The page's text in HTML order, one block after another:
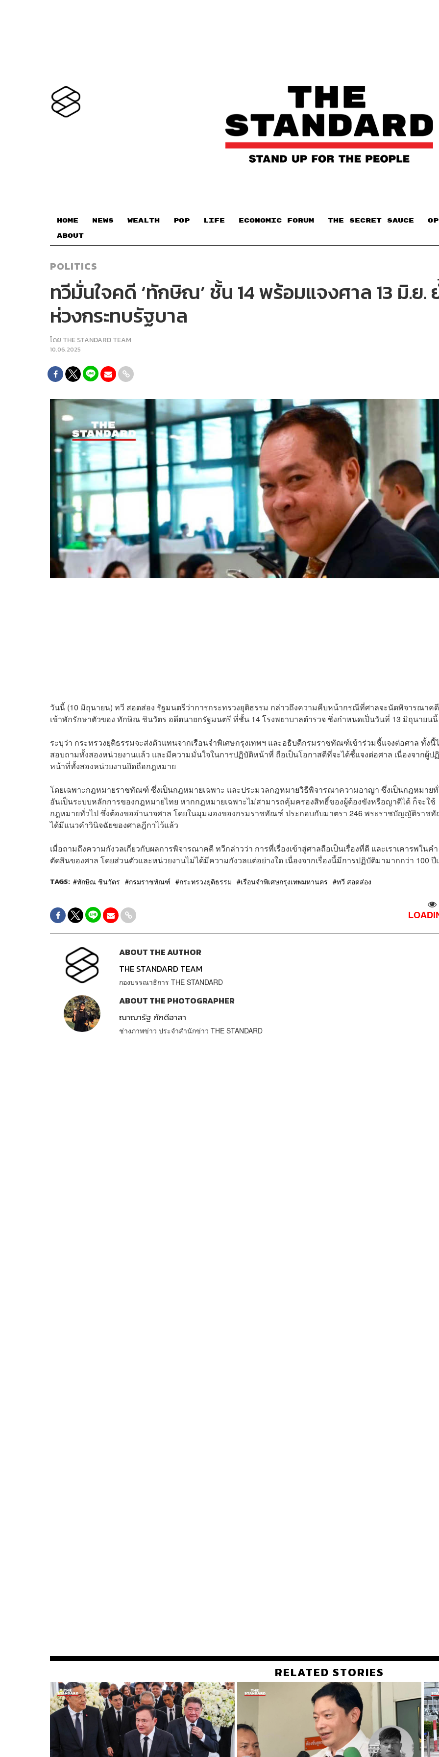
HOME NEWS WEALTH POP LIFE ECONOMIC FORUM THE SECRET SAUCE​
ABOUT
POLITICS
ทวีมั่นใจคดี ‘ทักษิณ’ ชั้น 14 พร้อมแจงศาล 13 มิ.ย.
ห่วงกระทบรัฐบาล
โดย THE STANDARD TEAM
10.06.2025
วันนี้ (10 มิถุนายน) ทวี สอดส่อง รัฐมนตรีว่าการกระทรวงยุติธรรม กล่าวถึงความคืบหน้ากรณีที่ศาลจะนัดพิจารณาค
เข้าพักรักษาตัวของ ทักษิณ ชินวัตร อดีตนายกรัฐมนตรี ที่ชั้น 14 โรงพยาบาลตำรวจ ซึ่งกำหนดเป็นวันที่ 13 มิถุนายนนี้
ระบุว่า กระทรวงยุติธรรมจะส่งตัวแทนจากเรือนจำพิเศษกรุงเทพฯ และอธิบดีกรมราชทัณฑ์เข้าร่วมชี้แจงต่อศาล ทั้งนี้
สอบถามทั้งสองหน่วยงานแล้ว และมีความมั่นใจในการปฏิบัติหน้าที่ ถือเป็นโอกาสดีที่จะได้ชี้แจงต่อศาล เนื่องจากผู้ป
หน้าที่ทั้งสองหน่วยงานยึดถือกฎหมาย
โดยเฉพาะกฎหมายราชทัณฑ์ ซึ่งเป็นกฎหมายเฉพาะ และประมวลกฎหมายวิธีพิจารณาความอาญา ซึ่งเป็นกฎหมาย
อันเป็นระบบหลักการของกฎหมายไทย หากกฎหมายเฉพาะไม่สามารถคุ้มครองสิทธิ์ของผู้ต้องขังหรือญาติได้ ก็จะใช้
กฎหมายทั่วไป ซึ่งต้องขออำนาจศาล โดยในมุมมองของกรมราชทัณฑ์ ประกอบกับมาตรา 246 พระราชบัญญัติราช
ได้มีแนวคำวินิจฉัยของศาลฎีกาไว้แล้ว
เมื่อถามถึงความกังวลเกี่ยวกับผลการพิจารณาคดี ทวีกล่าวว่า การที่เรื่องเข้าสู่ศาลถือเป็นเรื่องที่ดี และเราเคารพในคำ
ตัดสินของศาล โดยส่วนตัวและหน่วยงานไม่ได้มีความกังวลแต่อย่างใด เนื่องจากเรื่องนี้มีการปฏิบัติมามากกว่า 100 ปี
TAGS: ทักษิณ ชินวัตร กรมราชทัณฑ์ กระทรวงยุติธรรม เรือนจำพิเศษกรุงเทพมหานคร ทวี สอดส่อง
ABOUT THE AUTHOR
THE STANDARD TEAM
กองบรรณาธิการ THE STANDARD
ABOUT THE PHOTOGRAPHER
ณาฌารัฐ ภักดีอาสา
ช่างภาพข่าว ประจำสำนักข่าว THE STANDARD
RELATED STORIES